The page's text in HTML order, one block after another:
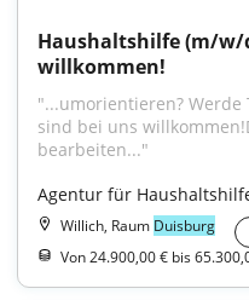
Haushaltshilfe (m/w/
willkommen!
"...umorientieren? Werde
sind bei uns
bearbeiten..."
Agentur für
Willich, Raum Duisburg
Von 24.900,00 € bis